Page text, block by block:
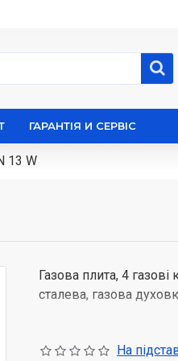
ГАРАНТІЯ И СЕРВІС
13 W
Газова плита, 4
сталева, газова
Конфорки: Передня
Задня права, кВт 1,75.
На